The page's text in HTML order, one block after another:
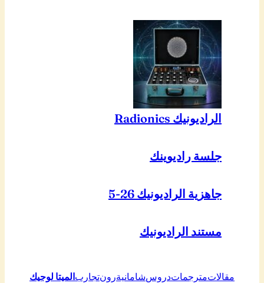
الراديونيك Radionics
جلسة راديوينك
جاهزية الراديونيك 26-5
مستند الراديونيك
مقالاتمترجماتدروسشامانيةرونتجاربالميتا لوجيك